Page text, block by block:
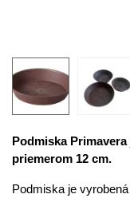
Podmiska Primavera
priemerom 12 cm.
Podmiska je vyrobená